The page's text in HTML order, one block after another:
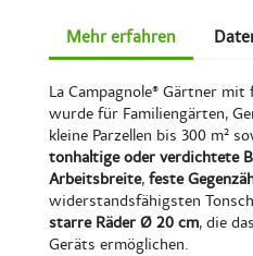
Mehr erfahren
La Campagnole® Gärtner mit
wurde für Familiengärten,
kleine Parzellen bis 300 m²
tonhaltige oder verdichtete
Arbeitsbreite, feste
widerstandsfähigsten
starre Räder Ø 20 cm, die
Geräts ermöglichen.